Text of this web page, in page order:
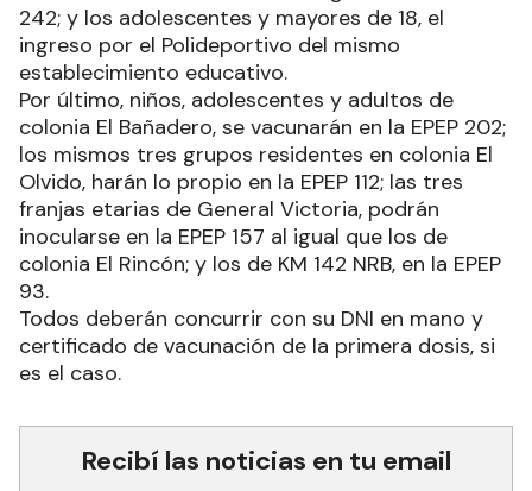
242; y los adolescentes y mayores de 18, el
ingreso por el Polideportivo del mismo
establecimiento educativo.
Por último, niños, adolescentes y adultos de
colonia El Bañadero, se vacunarán en la EPEP 202;
los mismos tres grupos residentes en colonia El
Olvido, harán lo propio en la EPEP 112; las tres
franjas etarias de General Victoria, podrán
inocularse en la EPEP 157 al igual que los de
colonia El Rincón; y los de KM 142 NRB, en la EPEP
93.
Todos deberán concurrir con su DNI en mano y
certificado de vacunación de la primera dosis, si
es el caso.
Recibí las noticias en tu email